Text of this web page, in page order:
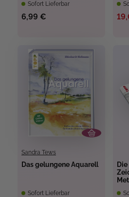
Sofort Lieferbar
6,99 €
Sandra Tews
Das gelungene Aquarell
Sofort Lieferbar